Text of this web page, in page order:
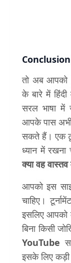
Conclusion
तो अब आपको
के बारे में
सरल भाषा में
आपके पास अभी
सकते हैं। एक
ध्यान में रखना
क्या वह
आपको इस
चाहिए।
इसलिए आपको
बिना किसी
YouTube
इसके लिए कड़ी